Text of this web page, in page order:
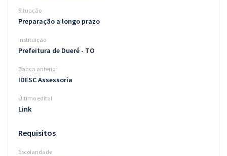
Questões grátis
Blog
Aprovados
Atendimento
Situação
Preparação a longo prazo
Instituição
Prefeitura de Dueré - TO
Banca anterior
IDESC Assessoria
Último edital
Link
Requisitos
Escolaridade